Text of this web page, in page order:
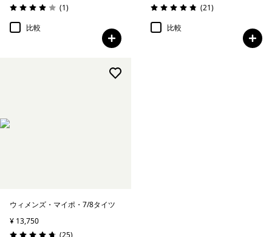
評価: 4.0 / 5
(1レビュー
)
比較
評価: 4.9 / 5
(21レビュー
)
比較
ウィメンズ・マイポ・7/8タイツ
¥ 13,750
レビュー